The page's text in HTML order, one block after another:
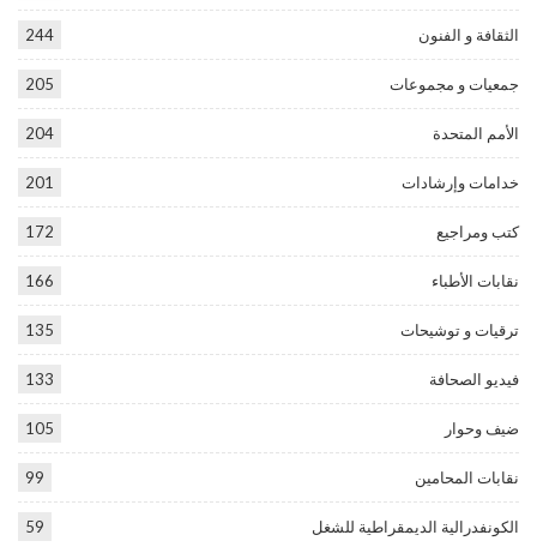
الثقافة و الفنون 244
جمعيات و مجموعات 205
الأمم المتحدة 204
خدامات وإرشادات 201
كتب ومراجيع 172
نقابات الأطباء 166
ترقيات و توشيحات 135
فيديو الصحافة 133
ضيف وحوار 105
نقابات المحامين 99
الكونفدرالية الديمقراطية للشغل 59